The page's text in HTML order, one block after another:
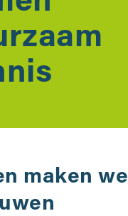
maken we